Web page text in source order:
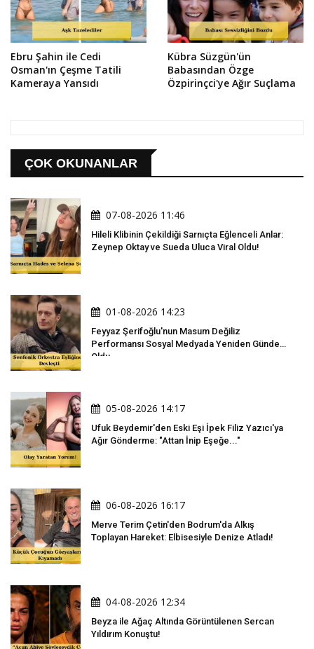
Ebru Şahin ile Cedi
Osman'ın Çeşme Tatili
Kameraya Yansıdı
Kübra Süzgün'ün
Babasından Özge
Özpirinçci'ye Ağır Suçlama
ÇOK OKUNANLAR
07-08-2026 11:46
Hileli Klibinin Çekildiği Sarnıçta Eğlenceli Anlar:
Zeynep Oktay ve Sueda Uluca Viral Oldu!
01-08-2026 14:23
Feyyaz Şerifoğlu'nun Masum Değiliz
Performansı Sosyal Medyada Yeniden Gündem
Oldu
05-08-2026 14:17
Ufuk Beydemir'den Eski Eşi İpek Filiz Yazıcı'ya
Ağır Gönderme: "Attan İnip Eşeğe..."
06-08-2026 16:17
Merve Terim Çetin'den Bodrum'da Alkış
Toplayan Hareket: Elbisesiyle Denize Atladı!
04-08-2026 12:34
Beyza ile Ağaç Altında Görüntülenen Sercan
Yıldırım Konuştu!